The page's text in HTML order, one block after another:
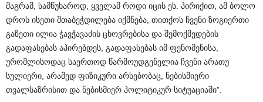
მაგრამ, სამწუხაროდ, ყველამ როდი იცის ეს. პირიქით, ამ ბოლო
დროს ისეთი შთაბეჭდილება იქმნება, თითქოს ჩვენი ზოგიერთი
გაზეთი ილია ჭავჭავაძის ცხოვრებისა და შემოქმედების
გადაფასებას აპირებდეს, გადაფასებას იმ ფენომენისა,
ურომლისოდაც საერთოდ წარმოუდგენელია ჩვენი არათუ
სულიერი, არამედ ფიზიკური არსებობაც, ნებისმიერი
თვალსაზრისით და ნებისმიერ პოლიტიკურ სიტუაციაში”.